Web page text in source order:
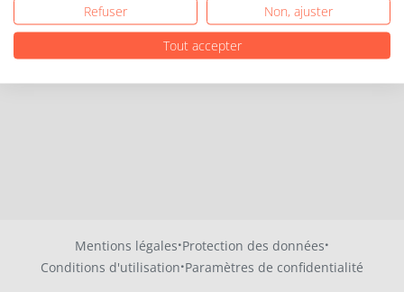
Mentions légales·Protection des données·
Conditions d'utilisation·Paramètres de confidentialité
Refuser
Non, ajuster
Tout accepter